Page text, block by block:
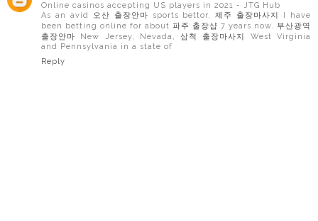
Online casinos accepting US players in 2021 - JTG Hub
As an avid 오산 출장안마 sports bettor,제주 출장마사지
I have
been betting online for about 파주 출장샵 7 years now. 부산광역
출장안마 New Jersey, Nevada,삼척 출장마사지
West Virginia
and Pennsylvania in a state of
Reply